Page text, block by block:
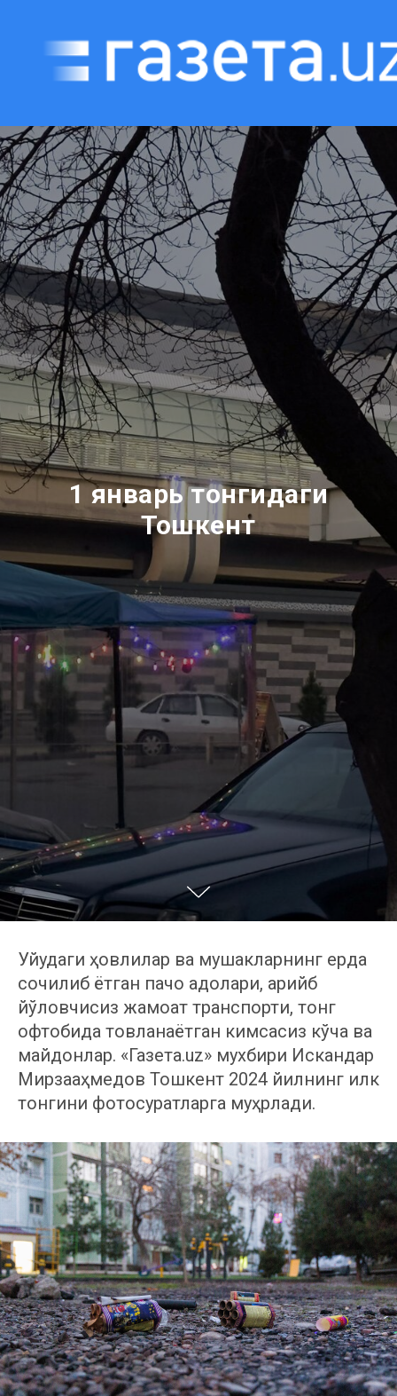
1 январь тонгидаги
Тошкент
Уйқудаги ҳовлилар ва мушакларнинг ерда
сочилиб ётган пачоқ қадоқлари, қарийб
йўловчисиз жамоат транспорти, тонг
офтобида товланаётган кимсасиз кўча ва
майдонлар. «Газета.uz» мухбири Искандар
Мирзааҳмедов Тошкент 2024 йилнинг илк
тонгини фотосуратларга муҳрлади.